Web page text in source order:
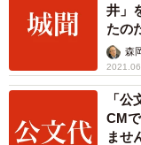
井」
たの
森
「
CM
ませ